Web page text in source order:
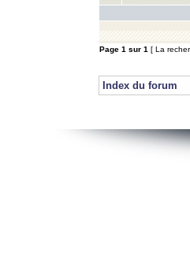
Page 1 sur 1 [ La
Index du forum